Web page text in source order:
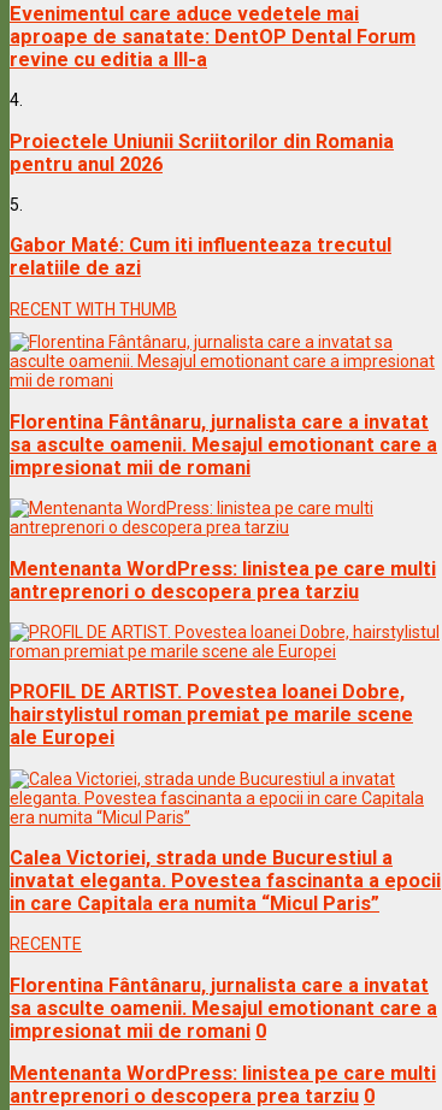
Evenimentul care aduce vedetele mai
aproape de sanatate: DentOP Dental Forum
revine cu editia a III-a
4.
Proiectele Uniunii Scriitorilor din Romania
pentru anul 2026
5.
Gabor Maté: Cum iti influenteaza trecutul
relatiile de azi
RECENT WITH THUMB
Florentina Fântânaru, jurnalista care a invatat
sa asculte oamenii. Mesajul emotionant care a
impresionat mii de romani
Mentenanta WordPress: linistea pe care multi
antreprenori o descopera prea tarziu
PROFIL DE ARTIST. Povestea Ioanei Dobre,
hairstylistul roman premiat pe marile scene
ale Europei
Calea Victoriei, strada unde Bucurestiul a
invatat eleganta. Povestea fascinanta a epocii
in care Capitala era numita “Micul Paris”
RECENTE
Florentina Fântânaru, jurnalista care a invatat
sa asculte oamenii. Mesajul emotionant care a
impresionat mii de romani 0
Mentenanta WordPress: linistea pe care multi
antreprenori o descopera prea tarziu 0